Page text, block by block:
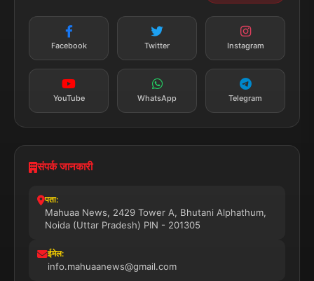
न्यूज़ अलर्ट
सब्सक्राइब करें
Facebook Twitter Instagram
YouTube WhatsApp Telegram
संपर्क जानकारी
पता:
Mahuaa News, 2429 Tower A, Bhutani Alphathum,
Noida (Uttar Pradesh) PIN - 201305
ईमेल:
info.mahuaanews@gmail.com